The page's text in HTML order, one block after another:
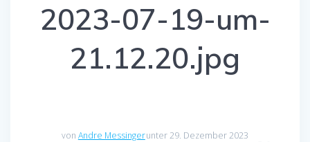
2023-07-19-um-
21.12.20.jpg
von Andre Messingerunter 29. Dezember 2023